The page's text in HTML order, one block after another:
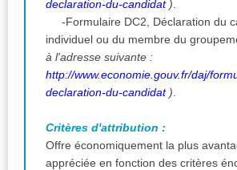
declaration-du-candidat)
-Formulaire DC2, Déclaration du
individuel ou du membre du
à l'adresse suivante :
http://www.economie.gouv.fr/daj/
declaration-du-candidat)
Critères d'attribution :
Offre économiquement la plus
appréciée en fonction des critères